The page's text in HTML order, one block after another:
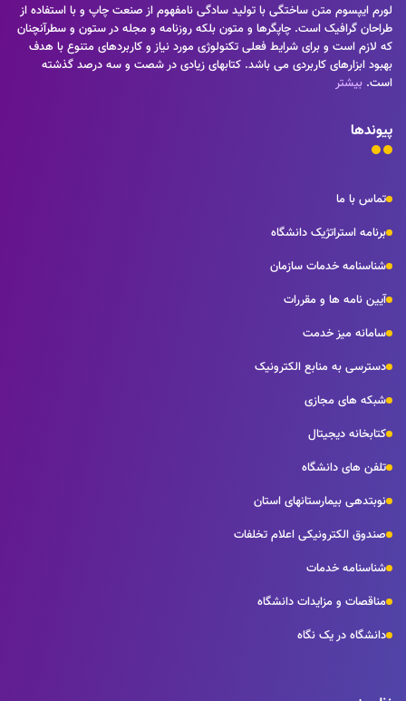
لورم ایپسوم متن ساختگی با تولید سادگی نامفهوم از صنعت چاپ و با استفاده از
طراحان گرافیک است. چاپگرها و متون بلکه روزنامه و مجله در ستون و سطرآنچنان
که لازم است و برای شرایط فعلی تکنولوژی مورد نیاز و کاربردهای متنوع با هدف
بهبود ابزارهای کاربردی می باشد. کتابهای زیادی در شصت و سه درصد گذشته
است. بیشتر
پیوندها
تماس با ما
برنامه استراتژیک دانشگاه
شناسنامه خدمات سازمان
آیین نامه ها و مقررات
سامانه میز خدمت
دسترسی به منابع الکترونیک
شبکه های مجازی
کتابخانه دیجیتال
تلفن های دانشگاه
نوبتدهی بیمارستانهای استان
صندوق الکترونیکی اعلام تخلفات
شناسنامه خدمات
مناقصات و مزایدات دانشگاه
دانشگاه در یک نگاه